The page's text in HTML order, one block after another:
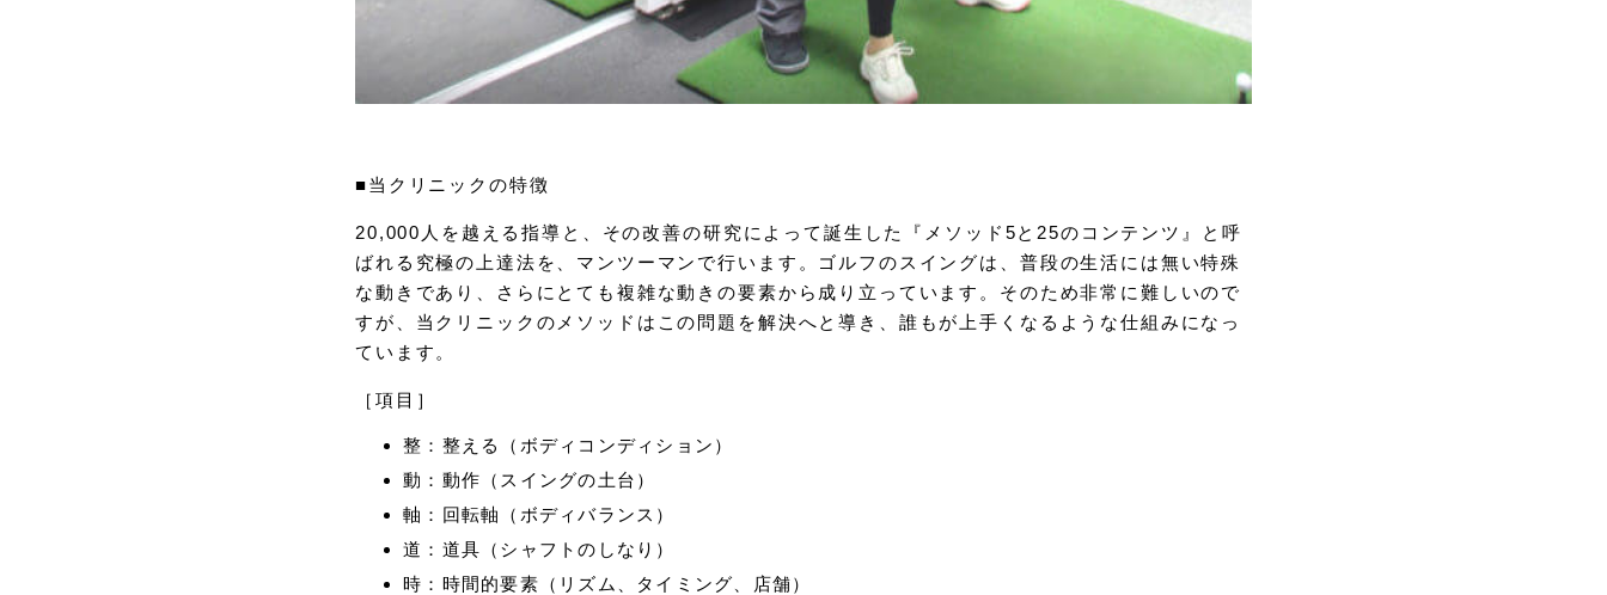
■当クリニックの特徴
20,000人を越える指導と、その改善の研究によって誕生した『メソッド5と25のコンテンツ』と呼
ばれる究極の上達法を、マンツーマンで行います。ゴルフのスイングは、普段の生活には無い特殊
な動きであり、さらにとても複雑な動きの要素から成り立っています。そのため非常に難しいので
すが、当クリニックのメソッドはこの問題を解決へと導き、誰もが上手くなるような仕組みになっ
ています。
［項目］
整：整える（ボディコンディション）
動：動作（スイングの土台）
軸：回転軸（ボディバランス）
道：道具（シャフトのしなり）
時：時間的要素（リズム、タイミング、店舗）